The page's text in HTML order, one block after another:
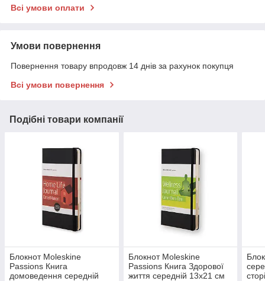
Всі умови оплати
Умови повернення
Повернення товару впродовж 14 днів за рахунок покупця
Всі умови повернення
Подібні товари компанії
Блокнот Moleskine
Passions Книга
домоведення середній
Блокнот Moleskine
Passions Книга Здорової
життя середній 13х21 см